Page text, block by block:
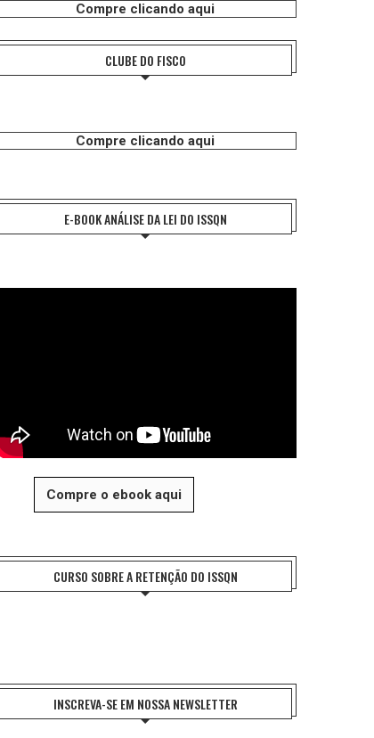
Compre clicando aqui
CLUBE DO FISCO
Compre clicando aqui
E-BOOK ANÁLISE DA LEI DO ISSQN
Compre o ebook aqui
CURSO SOBRE A RETENÇÃO DO ISSQN
INSCREVA-SE EM NOSSA NEWSLETTER